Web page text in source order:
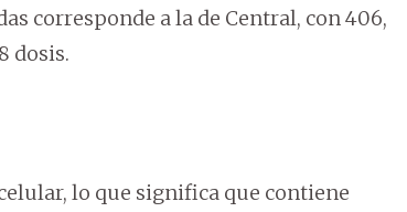
corresponde a la de Central, con 406,
dosis.
lo que significa que contiene